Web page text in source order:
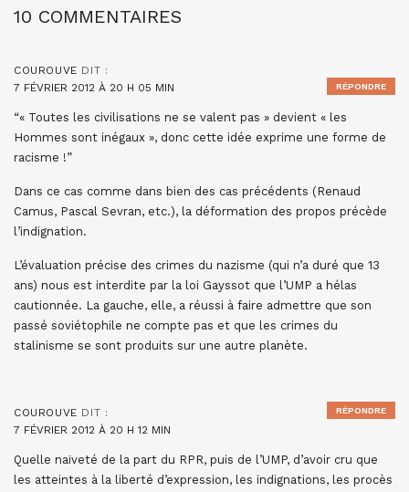
10 COMMENTAIRES
COUROUVE DIT :
7 FÉVRIER 2012 À 20 H 05 MIN
“« Toutes les civilisations ne se valent pas » devient « les
Hommes sont inégaux », donc cette idée exprime une forme de
racisme !”
Dans ce cas comme dans bien des cas précédents (Renaud
Camus, Pascal Sevran, etc.), la déformation des propos précède
l’indignation.
L’évaluation précise des crimes du nazisme (qui n’a duré que 13
ans) nous est interdite par la loi Gayssot que l’UMP a hélas
cautionnée. La gauche, elle, a réussi à faire admettre que son
passé soviétophile ne compte pas et que les crimes du
stalinisme se sont produits sur une autre planète.
RÉPONDRE
COUROUVE DIT :
7 FÉVRIER 2012 À 20 H 12 MIN
Quelle naïveté de la part du RPR, puis de l’UMP, d’avoir cru que
les atteintes à la liberté d’expression, les indignations, les procès
RÉPONDRE